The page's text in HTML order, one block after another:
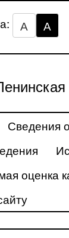
А А
Сведения
оценка